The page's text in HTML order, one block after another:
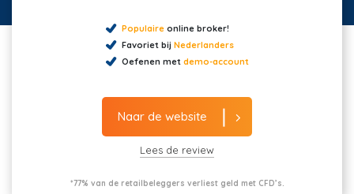
Populaireonline broker!
Favoriet bij Nederlanders
Oefenen met demo-account
Naar de website
Lees de review
*77% van de retailbeleggers verliest geld met CFD’s.